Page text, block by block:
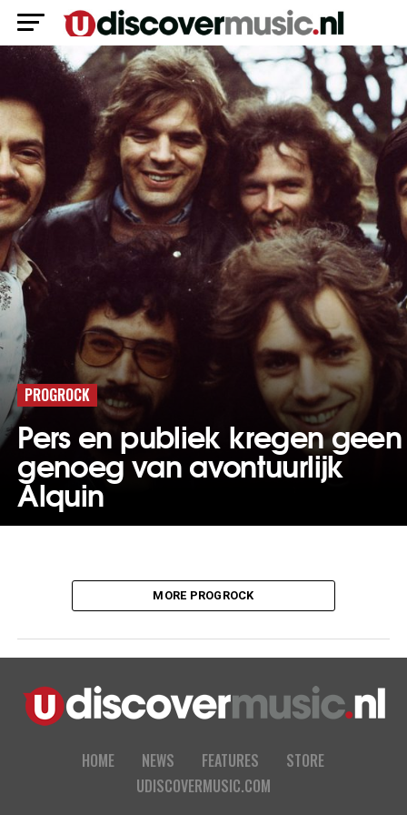
PROGROCK
Pers en publiek kregen geen
genoeg van avontuurlijk
Alquin
MORE PROGROCK
HOME NEWS FEATURES
STORE
UDISCOVERMUSIC.COM